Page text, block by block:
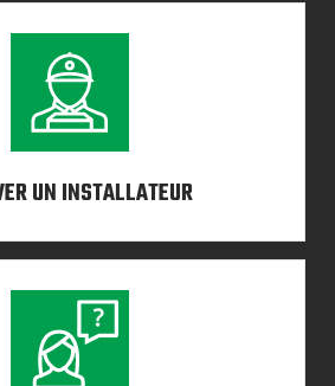
UN INSTALLATEUR